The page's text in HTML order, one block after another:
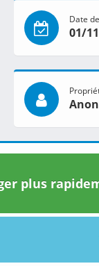
Date
01/
plus